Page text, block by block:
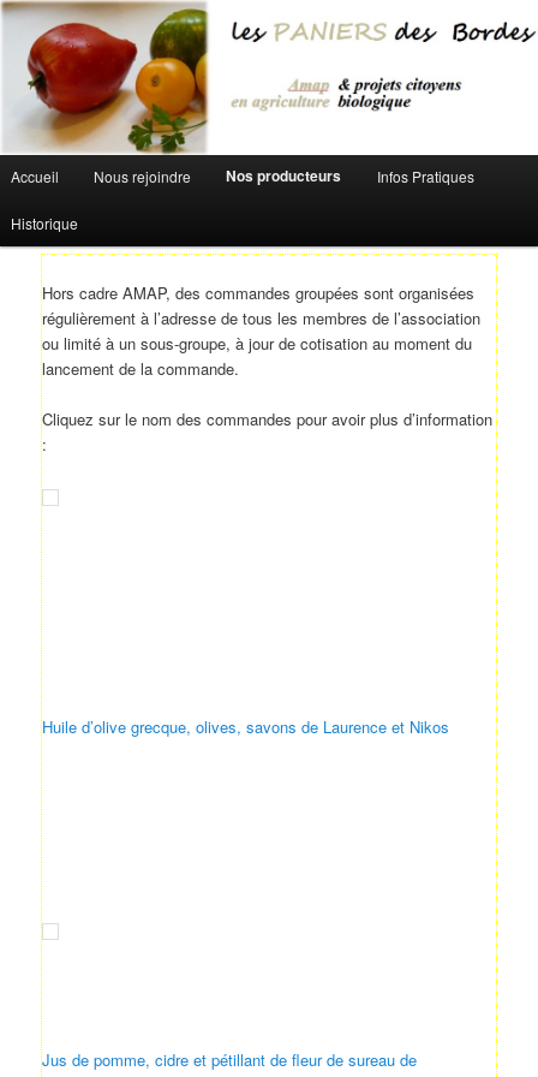
Aller au contenu principal
Accueil Nous rejoindre Nos producteurs Infos Pratiques
Historique
Hors cadre AMAP, des commandes groupées sont organisées
régulièrement à l’adresse de tous les membres de l’association
ou limité à un sous-groupe, à jour de cotisation au moment du
lancement de la commande.
Cliquez sur le nom des commandes pour avoir plus d’information
:
Huile d’olive grecque, olives, savons de Laurence et Nikos
Jus de pomme, cidre et pétillant de fleur de sureau de